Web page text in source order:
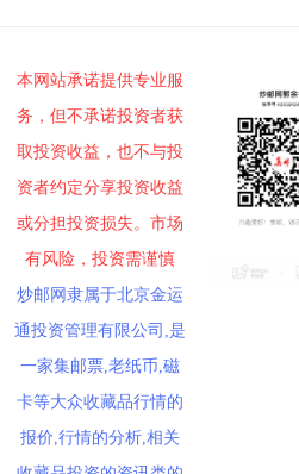
本网站承诺提供专业服
务，但不承诺投资者获
取投资收益，也不与投
资者约定分享投资收益
或分担投资损失。市场
有风险，投资需谨慎
炒邮网隶属于北京金运
通投资管理有限公司,是
一家集邮票,老纸币,磁
卡等大众收藏品行情的
报价,行情的分析,相关